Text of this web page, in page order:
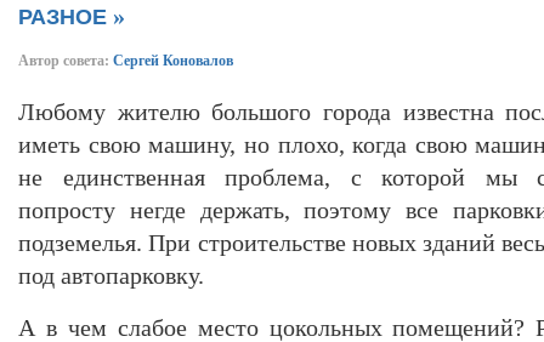
РАЗНОЕ »
Автор совета: Сергей Коновалов
Любому жителю большого города известна
иметь свою машину, но плохо, когда свою
не единственная проблема, с которой мы
попросту негде держать, поэтому все
подземелья. При строительстве новых зданий
под автопарковку.
А в чем слабое место цокольных помещений?